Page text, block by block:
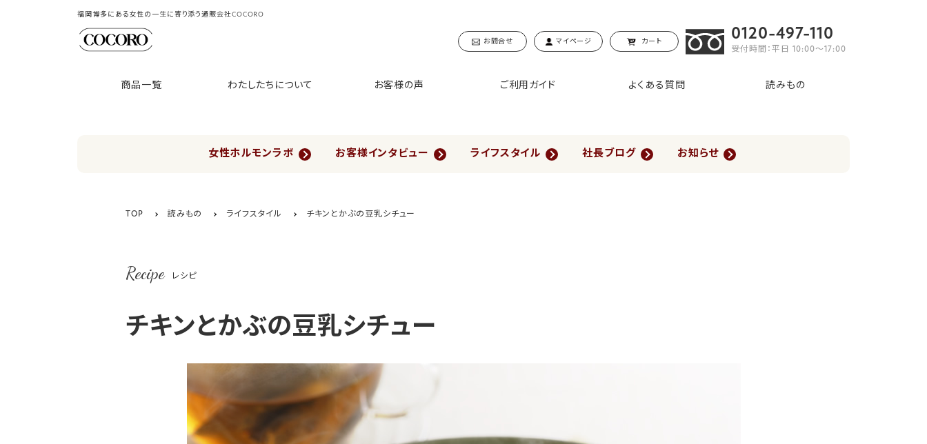
福岡博多にある女性の一生に寄り添う通販会社COCORO
お問合せ マイページ カート 0120-497-110
受付時間：平日 10:00〜17:00
商品一覧 わたしたちについて お客様の声 ご利用ガイド よくある質問 読みもの
女性ホルモンラボ お客様インタビュー ライフスタイル 社長ブログ お知らせ
TOP 読みもの ライフスタイル チキンとかぶの豆乳シチュー
Recipe レシピ
チキンとかぶの豆乳シチュー